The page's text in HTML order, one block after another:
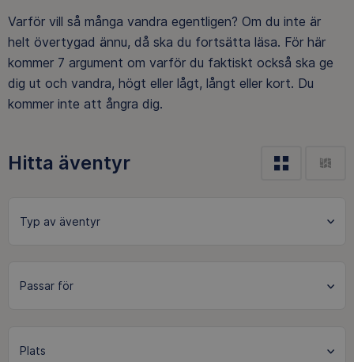
Varför vill så många vandra egentligen? Om du inte är
helt övertygad ännu, då ska du fortsätta läsa. För här
kommer 7 argument om varför du faktiskt också ska ge
dig ut och vandra, högt eller lågt, långt eller kort. Du
kommer inte att ångra dig.
Hitta äventyr